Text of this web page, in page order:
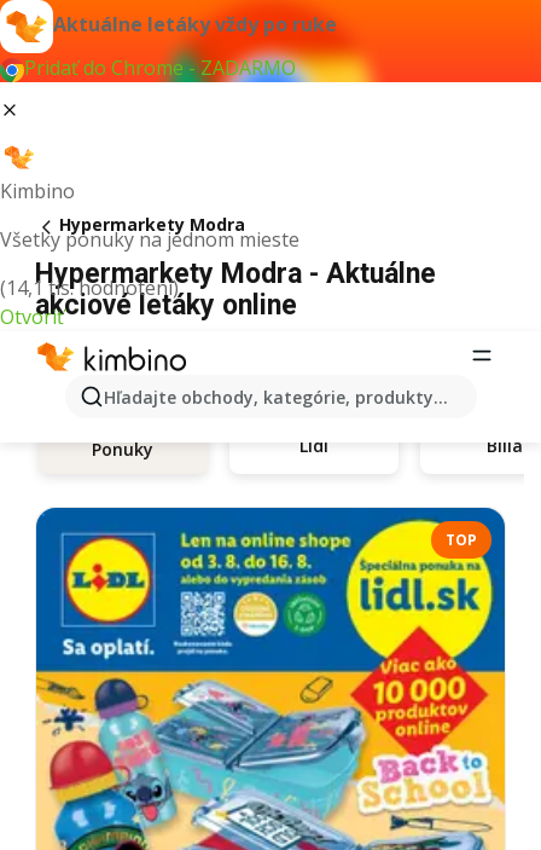
Aktuálne letáky vždy po ruke
Pridať do Chrome - ZADARMO
Kimbino
Všetky ponuky na jednom mieste
(14,1 tis. hodnotení)
Otvoriť
Hľadajte obchody, kategórie, produkty...
Hypermarkety Modra
Hypermarkety Modra - Aktuálne
akciové letáky online
Ponuky Lidl Billa
TOP